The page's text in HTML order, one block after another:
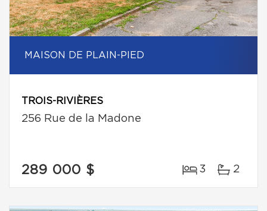
MAISON DE PLAIN-PIED
TROIS-RIVIÈRES
256 Rue de la Madone
289 000 $ 3 2